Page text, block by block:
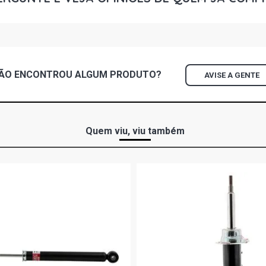
ENCONTROU ALGUM PRODUTO? AVISE A GENTE
Quem viu, viu também